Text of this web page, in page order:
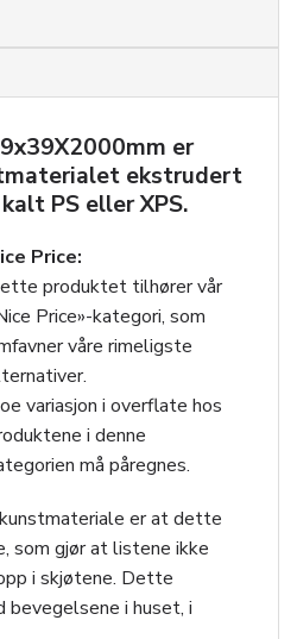
er
ekstrudert
PS eller XPS.
Price:
produktet tilhører vår
Price»-kategori, som
våre rimeligste
variasjon i overflate hos
i denne
må påregnes.
er at dette
som gjør at listene ikke
i skjøtene. Dette
i huset, i